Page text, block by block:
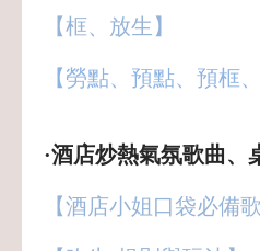
【框、放生】
【勞點、預點、預框
·酒店炒熱氣氛歌曲、
【酒店小姐口袋必備歌